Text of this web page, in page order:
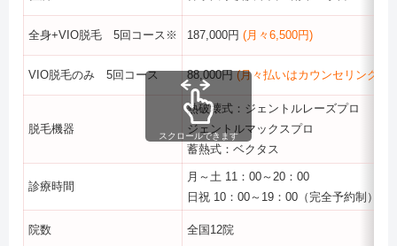
全身+VIO脱毛 5回コース※ 187,000円 (月々6,500円)
VIO脱毛のみ 5回コース 88,000円(月々払いはカウンセリングで
脱毛機器
熱破壊式：ジェントルレーズプロ
ジェントルマックスプロ
蓄熱式：ベクタス
診療時間
月～土 11：00～20：00
日祝 10：00～19：00（完全予約制）
院数 全国12院
スクロールできます